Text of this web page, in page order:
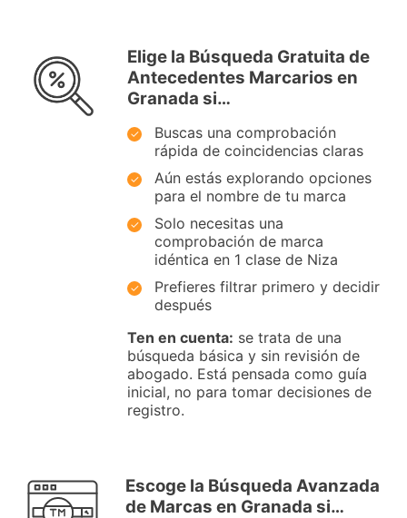
Elige la Búsqueda Gratuita de
Antecedentes Marcarios en
Granada si…
Buscas una comprobación
rápida de coincidencias claras
Aún estás explorando opciones
para el nombre de tu marca
Solo necesitas una
comprobación de marca
idéntica en 1 clase de Niza
Prefieres filtrar primero y decidir
después
Ten en cuenta: se trata de una
búsqueda básica y sin revisión de
abogado. Está pensada como guía
inicial, no para tomar decisiones de
registro.
Escoge la Búsqueda Avanzada
de Marcas en Granada si…